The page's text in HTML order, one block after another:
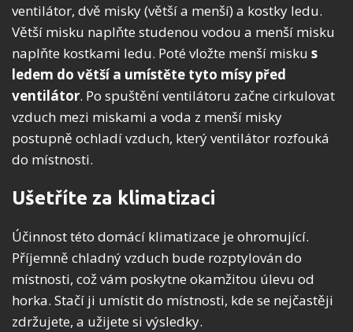
ventilátor, dvě misky (větší a menší) a kostky ledu.
Větší misku naplňte studenou vodou a menší misku
naplňte kostkami ledu. Poté vložte menší misku s
ledem do větší a umístěte tyto mísy před
ventilátor. Po spuštění ventilátoru začne cirkulovat
vzduch mezi miskami a voda z menší misky
postupně ochladí vzduch, který ventilátor rozfouká
do místnosti.
Ušetříte za klimatizaci
Účinnost této domácí klimatizace je ohromující.
Příjemně chladný vzduch bude rozptylován do
místnosti, což vám poskytne okamžitou úlevu od
horka. Stačí ji umístit do místnosti, kde se nejčastěji
zdržujete, a užijete si výsledky.